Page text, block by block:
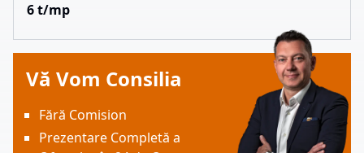
6 t/mp
Vă Vom Consilia
Fără Comision
Prezentare Completă a